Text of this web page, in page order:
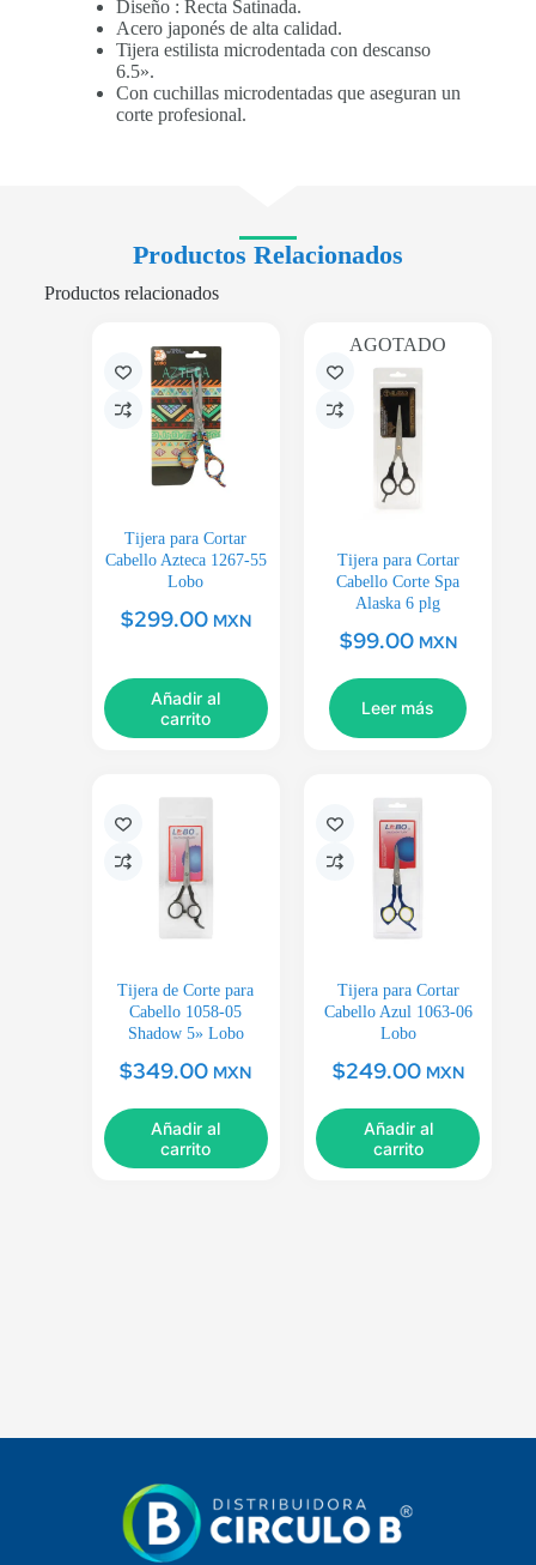
Diseño : Recta Satinada.
Acero japonés de alta calidad.
Tijera estilista microdentada con descanso
6.5».
Con cuchillas microdentadas que aseguran un
corte profesional.
Productos Relacionados
Productos relacionados
Tijera para Cortar
Cabello Azteca 1267-55
Lobo
$299.00 MXN
Añadir al
carrito
AGOTADO
Tijera para Cortar
Cabello Corte Spa
Alaska 6 plg
$99.00 MXN
Leer más
Tijera de Corte para
Cabello 1058-05
Shadow 5» Lobo
$349.00 MXN
Añadir al
carrito
Tijera para Cortar
Cabello Azul 1063-06
Lobo
$249.00 MXN
Añadir al
carrito